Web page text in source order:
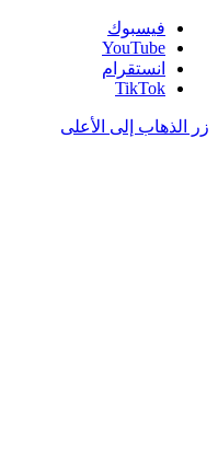
فيسبوك
‫YouTube
انستقرام
‫TikTok
زر الذهاب إلى الأعلى